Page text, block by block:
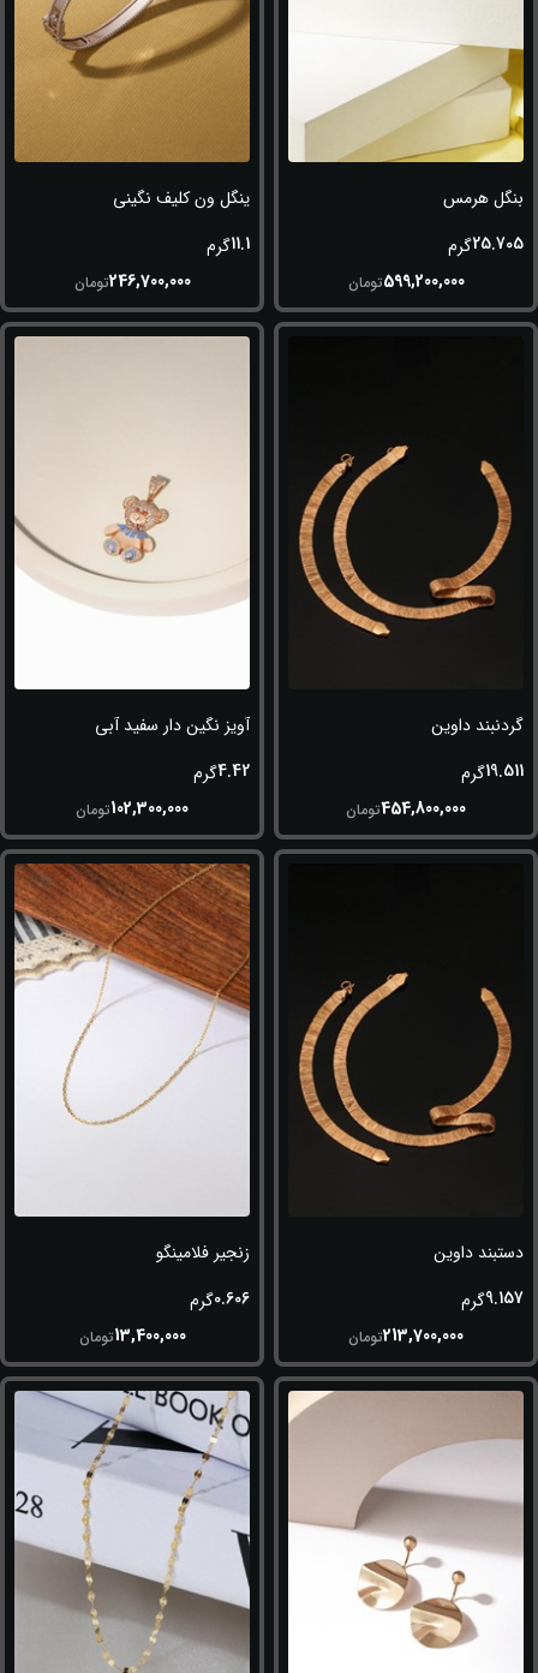
بنگل هرمس
25.705گرم
599,200,000تومان
ینگل ون کلیف نگینی
11.1گرم
246,700,000تومان
گردنبند داوین
19.511گرم
454,800,000تومان
آویز نگین دار سفید آبی
4.42گرم
102,300,000تومان
دستبند داوین
9.157گرم
213,700,000تومان
زنجیر فلامینگو
0.606گرم
13,400,000تومان